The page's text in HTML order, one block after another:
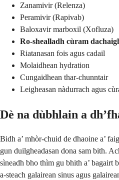
Zanamivir (Relenza)
Peramivir (Rapivab)
Baloxavir marboxil (Xofluza)
Ro-shealladh cùram
Riatanasan fois agus cadail
Molaidhean hydration
Cungaidhean thar-chunntair
Leigheasan nàdurrach agus
Dè na dùbhlain a
Bidh a’ mhòr-chuid de dhaoine a’
gun duilgheadasan dona sam bith.
sìneadh bho thìm gu bhith a’ bagairt
a-steach galairean sinus agus